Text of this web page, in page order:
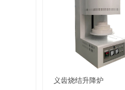
义齿烧结升降炉